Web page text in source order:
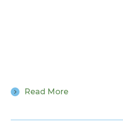
Read More